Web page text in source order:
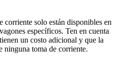
corriente solo están disponibles en
específicos. Ten en cuenta
un costo adicional y que la
ninguna toma de corriente.